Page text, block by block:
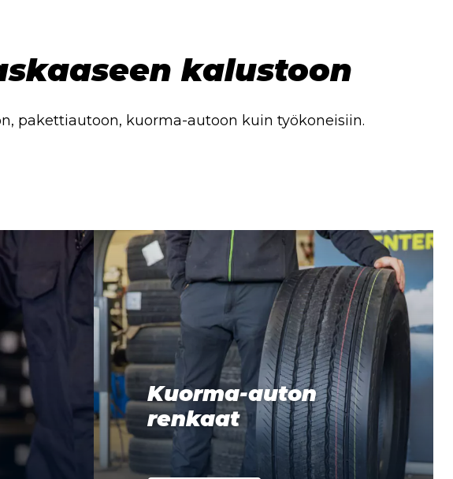
kalustoon
pakettiautoon, kuorma-autoon kuin työkoneisiin.
Kuorma-auton
renkaat